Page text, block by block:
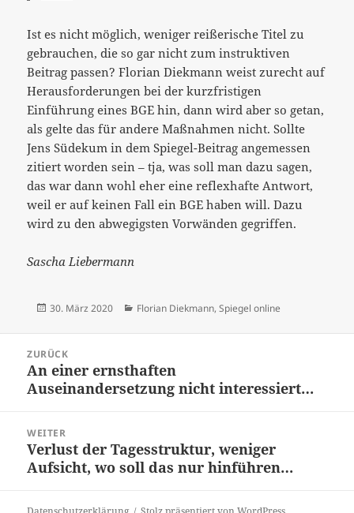
Ist es nicht möglich, weniger reißerische Titel zu
gebrauchen, die so gar nicht zum instruktiven
Beitrag passen? Florian Diekmann weist zurecht auf
Herausforderungen bei der kurzfristigen
Einführung eines BGE hin, dann wird aber so getan,
als gelte das für andere Maßnahmen nicht. Sollte
Jens Südekum in dem Spiegel-Beitrag angemessen
zitiert worden sein – tja, was soll man dazu sagen,
das war dann wohl eher eine reflexhafte Antwort,
weil er auf keinen Fall ein BGE haben will. Dazu
wird zu den abwegigsten Vorwänden gegriffen.
Sascha Liebermann
Veröffentlicht
30. März 2020 Kategorien
Florian Diekmann, Spiegel online
Navigation
ZURÜCK
Vorheriger
Beitrag:
An einer ernsthaften
Auseinandersetzung nicht interessiert…
WEITER
Nächster
Beitrag:
Verlust der Tagesstruktur, weniger
Aufsicht, wo soll das nur hinführen…